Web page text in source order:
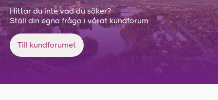
Hittar du inte vad du söker?
Ställ din egna fråga i vårat kundforum
Till kundforumet